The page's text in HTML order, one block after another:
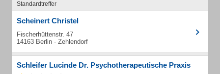
Standardtreffer
Scheinert Christel
Fischerhüttenstr. 47
14163 Berlin - Zehlendorf
Schleifer Lucinde Dr. Psychotherapeutische Praxis